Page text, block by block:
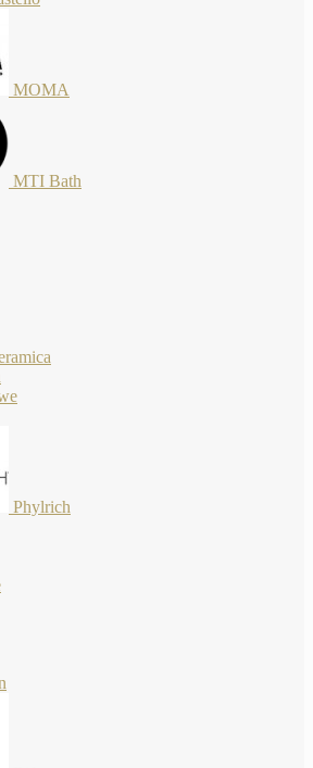
MOMA
MTI Bath
Phylrich